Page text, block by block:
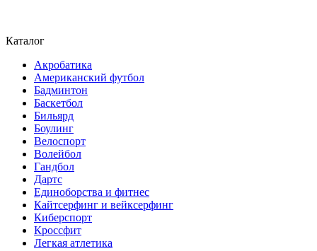
Каталог
Акробатика
Американский футбол
Бадминтон
Баскетбол
Бильярд
Боулинг
Велоспорт
Волейбол
Гандбол
Дартс
Единоборства и фитнес
Кайтсерфинг и вейксерфинг
Киберспорт
Кроссфит
Легкая атлетика